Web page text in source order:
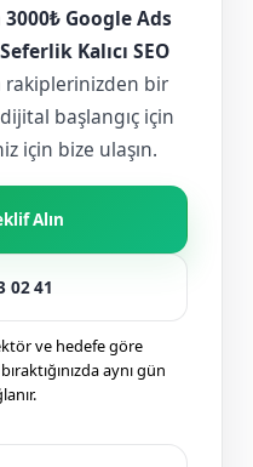
3000₺ Google Ads
Kalıcı SEO
rakiplerinizden bir
başlangıç için
için bize ulaşın.
Alın
02 41
ve hedefe göre
aynı gün